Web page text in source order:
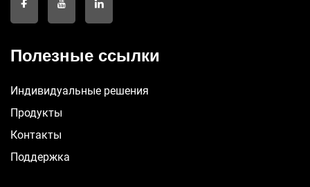
Полезные ссылки
Индивидуальные решения
Продукты
Контакты
Поддержка